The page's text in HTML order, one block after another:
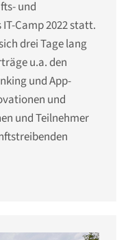
und
Camp 2022 statt.
drei Tage lang
u.a. den
und App-
und
und Teilnehmer